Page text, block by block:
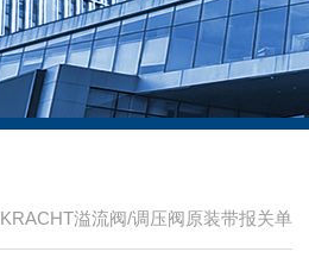
KRACHT溢流阀/调压阀原装带报关单